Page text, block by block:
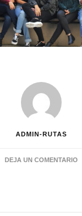
ADMIN-RUTAS
DEJA UN COMENTARIO
Y